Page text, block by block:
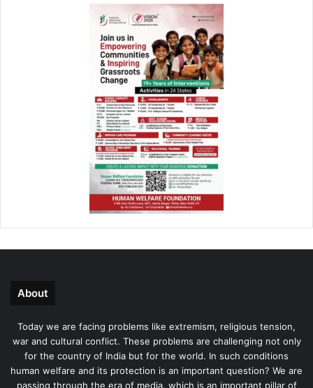
About
Today we are facing problems like extremism, religious tension,
war and cultural conflict. These problems are challenging not only
for the country of India but for the world. In such conditions
human welfare and its protection is an important question? We are
passing through the era of media, which is an important pillar of